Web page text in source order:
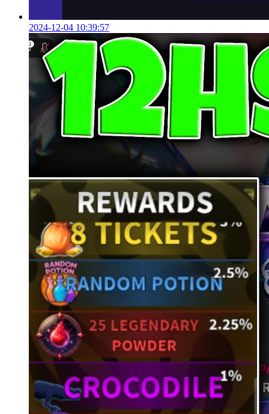
2024-12-04 10:39:57